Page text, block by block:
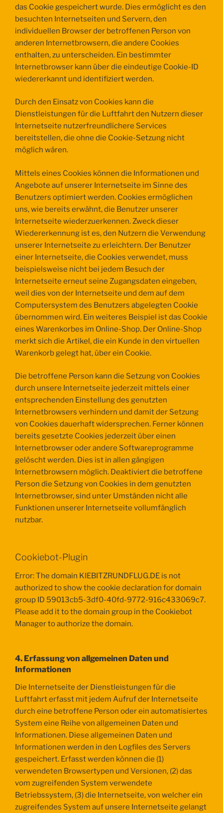
das Cookie gespeichert wurde. Dies ermöglicht es den
besuchten Internetseiten und Servern, den
individuellen Browser der betroffenen Person von
anderen Internetbrowsern, die andere Cookies
enthalten, zu unterscheiden. Ein bestimmter
Internetbrowser kann über die eindeutige Cookie-ID
wiedererkannt und identifiziert werden.
Durch den Einsatz von Cookies kann die
Dienstleistungen für die Luftfahrt den Nutzern dieser
Internetseite nutzerfreundlichere Services
bereitstellen, die ohne die Cookie-Setzung nicht
möglich wären.
Mittels eines Cookies können die Informationen und
Angebote auf unserer Internetseite im Sinne des
Benutzers optimiert werden. Cookies ermöglichen
uns, wie bereits erwähnt, die Benutzer unserer
Internetseite wiederzuerkennen. Zweck dieser
Wiedererkennung ist es, den Nutzern die Verwendung
unserer Internetseite zu erleichtern. Der Benutzer
einer Internetseite, die Cookies verwendet, muss
beispielsweise nicht bei jedem Besuch der
Internetseite erneut seine Zugangsdaten eingeben,
weil dies von der Internetseite und dem auf dem
Computersystem des Benutzers abgelegten Cookie
übernommen wird. Ein weiteres Beispiel ist das Cookie
eines Warenkorbes im Online-Shop. Der Online-Shop
merkt sich die Artikel, die ein Kunde in den virtuellen
Warenkorb gelegt hat, über ein Cookie.
Die betroffene Person kann die Setzung von Cookies
durch unsere Internetseite jederzeit mittels einer
entsprechenden Einstellung des genutzten
Internetbrowsers verhindern und damit der Setzung
von Cookies dauerhaft widersprechen. Ferner können
bereits gesetzte Cookies jederzeit über einen
Internetbrowser oder andere Softwareprogramme
gelöscht werden. Dies ist in allen gängigen
Internetbrowsern möglich. Deaktiviert die betroffene
Person die Setzung von Cookies in dem genutzten
Internetbrowser, sind unter Umständen nicht alle
Funktionen unserer Internetseite vollumfänglich
nutzbar.
Cookiebot-Plugin
Error: The domain KIEBITZRUNDFLUG.DE is not
authorized to show the cookie declaration for domain
group ID 59013cb5-3df0-40fd-9772-916c433069c7.
Please add it to the domain group in the Cookiebot
Manager to authorize the domain.
4. Erfassung von allgemeinen Daten und
Informationen
Die Internetseite der Dienstleistungen für die
Luftfahrt erfasst mit jedem Aufruf der Internetseite
durch eine betroffene Person oder ein automatisiertes
System eine Reihe von allgemeinen Daten und
Informationen. Diese allgemeinen Daten und
Informationen werden in den Logfiles des Servers
gespeichert. Erfasst werden können die (1)
verwendeten Browsertypen und Versionen, (2) das
vom zugreifenden System verwendete
Betriebssystem, (3) die Internetseite, von welcher ein
zugreifendes System auf unsere Internetseite gelangt